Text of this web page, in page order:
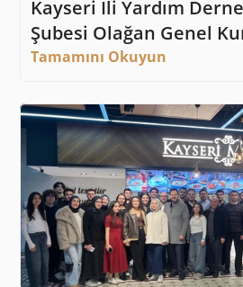
Kayseri İli Yardım
Şubesi Olağan Genel
Tamamını Okuyun